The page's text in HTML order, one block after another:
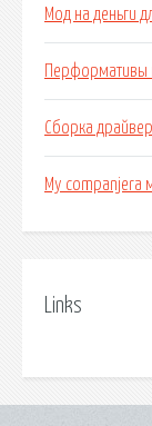
Мод на деньги
Перформативы
Сборка
My companjera
Links